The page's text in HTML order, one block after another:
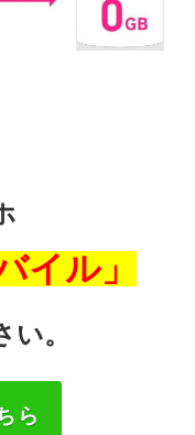
イル」
い。
ら